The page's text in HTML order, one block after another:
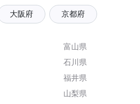
大阪府 京都府
富山県
石川県
福井県
山梨県